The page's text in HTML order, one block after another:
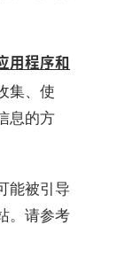
用程序和
集、使
息的方
能被引导
。请参考